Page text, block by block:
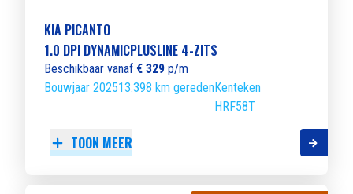
KIA PICANTO
1.0 DPI DYNAMICPLUSLINE 4-ZITS
Beschikbaar vanaf € 329 p/m
Bouwjaar 202513.398 km geredenKenteken
HRF58T
TOON MEER